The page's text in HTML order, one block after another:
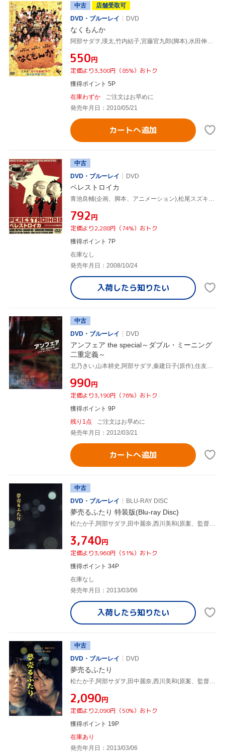
中古
店舗受取可
DVD・ブルーレイ
DVD
なくもんか
¥550円
定価より3,300円（85%）おトク
獲得ポイント 5P
在庫わずか
ご注文はお早めに
発売年月日：2010/05/21
カートへ追加
中古
DVD・ブルーレイ
DVD
ペレストロイカ
¥792円
定価より2,288円（74%）おトク
獲得ポイント 7P
在庫なし
発売年月日：2008/10/24
入荷したら知りたい
中古
DVD・ブルーレイ
DVD
アンフェア the special～ダブル・ミーニング
二重定義～
北乃きい,山本耕史,阿部サダヲ,秦建日子(原作),住友紀人(音楽)
¥990円
定価より3,190円（76%）おトク
獲得ポイント 9P
残り1点
ご注文はお早めに
発売年月日：2012/03/21
カートへ追加
中古
DVD・ブルーレイ
BLU-RAY DISC
夢売るふたり 特装版(Blu-ray Disc)
¥3,740円
定価より3,960円（51%）おトク
獲得ポイント 34P
在庫なし
発売年月日：2013/03/06
入荷したら知りたい
中古
DVD・ブルーレイ
DVD
夢売るふたり
¥2,090円
定価より2,090円（50%）おトク
獲得ポイント 19P
在庫あり
発売年月日：2013/03/06